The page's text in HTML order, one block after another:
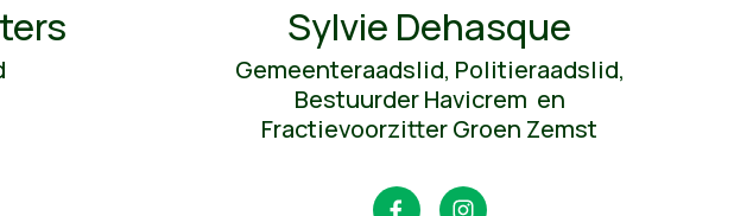
Sylvie Dehasque
Gemeenteraadslid, Politieraadslid,
Bestuurder Havicrem en
Fractievoorzitter Groen Zemst